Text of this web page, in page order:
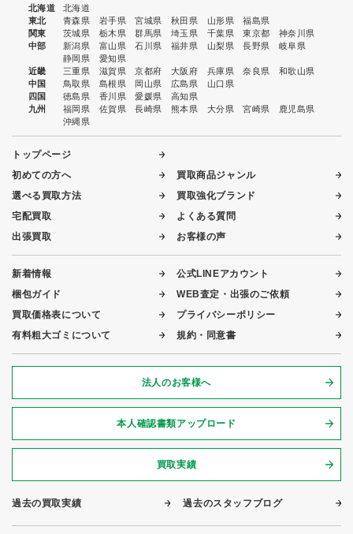
北海道
北海道
東北
青森県 岩手県 宮城県 秋田県 山形県
福島県
関東
茨城県 栃木県 群馬県 埼玉県 千葉県 東京都
神奈川県
中部
新潟県 富山県 石川県 福井県 山梨県 長野県
岐阜県
静岡県
愛知県
近畿
三重県 滋賀県 京都府 大阪府 兵庫県 奈良県
和歌山県
中国
鳥取県 島根県 岡山県 広島県
山口県
四国
徳島県 香川県 愛媛県
高知県
九州
福岡県 佐賀県 長崎県 熊本県 大分県 宮崎県
鹿児島県
沖縄県
トップページ
初めての方へ
選べる買取方法
宅配買取
出張買取
買取商品ジャンル
買取強化ブランド
よくある質問
お客様の声
新着情報
梱包ガイド
買取価格表について
有料粗大ゴミについて
公式LINEアカウント
WEB査定・出張のご依頼
プライバシーポリシー
規約・同意書
法人のお客様へ
本人確認書類アップロード
買取実績
過去の買取実績 過去のスタッフブログ